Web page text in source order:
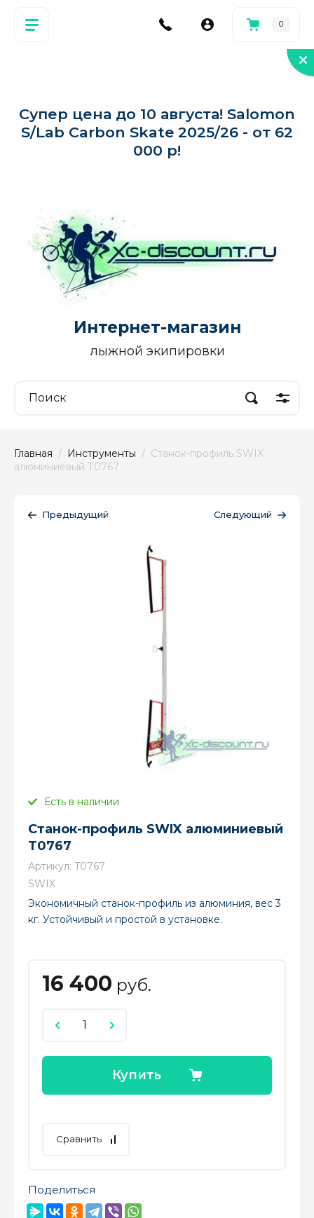
0
Супер цена до 10 августа! Salomon
S/Lab Carbon Skate 2025/26 - от 62
000 р!
Интернет-магазин
лыжной экипировки
Главная / Инструменты /  Станок-профиль SWIX
алюминиевый Т0767
Предыдущий Следующий
Есть в наличии
Станок-профиль SWIX алюминиевый
Т0767
Артикул: T0767
SWIX
Экономичный станок-профиль из алюминия, вес 3
кг. Устойчивый и простой в установке.
16 400 руб.
Купить
Сравнить
Поделиться